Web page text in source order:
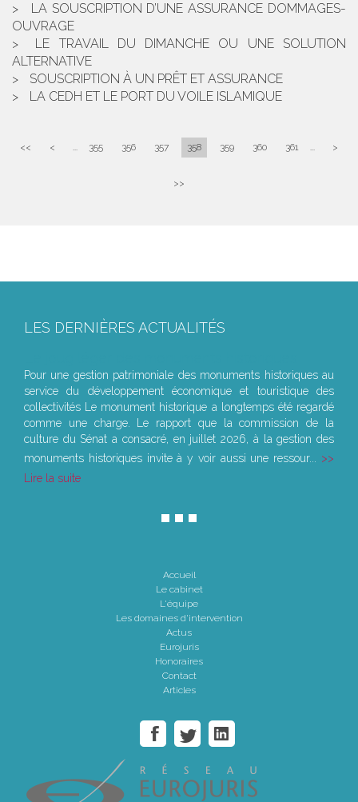
LA SOUSCRIPTION D’UNE ASSURANCE DOMMAGES-
OUVRAGE
LE TRAVAIL DU DIMANCHE OU UNE SOLUTION
ALTERNATIVE
SOUSCRIPTION À UN PRÊT ET ASSURANCE
LA CEDH ET LE PORT DU VOILE ISLAMIQUE
<< < ... 355 356 357 358 359 360 361 ... >
>>
LES DERNIÈRES ACTUALITÉS
Pour une gestion patrimoniale des monuments historiques au
service du développement économique et touristique des
collectivités Le monument historique a longtemps été regardé
comme une charge. Le rapport que la commission de la
culture du Sénat a consacré, en juillet 2026, à la gestion des
monuments historiques invite à y voir aussi une ressour...
Lire la suite
Accueil
Le cabinet
L'équipe
Les domaines d'intervention
Actus
Eurojuris
Honoraires
Contact
Articles